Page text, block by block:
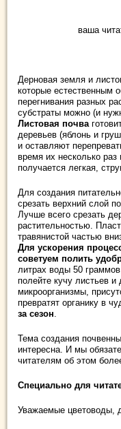
ваша
Дерновая земля и
которые естественным
перегнивания разных
субстраты можно (и
Листовая почва
деревьев (яблонь и
и оставляют
время их несколько
получается легкая,
Для создания
срезать верхний слой
Лучше всего срезать
растительностью.
травянистой частью
Для ускорения
советуем полить
литрах воды 50
полейте кучу листьев
микроорганизмы,
превратят органику в
за сезон.
Тема создания
интересна. И мы
читателям об этом
Специально для
Уважаемые цветоводы,